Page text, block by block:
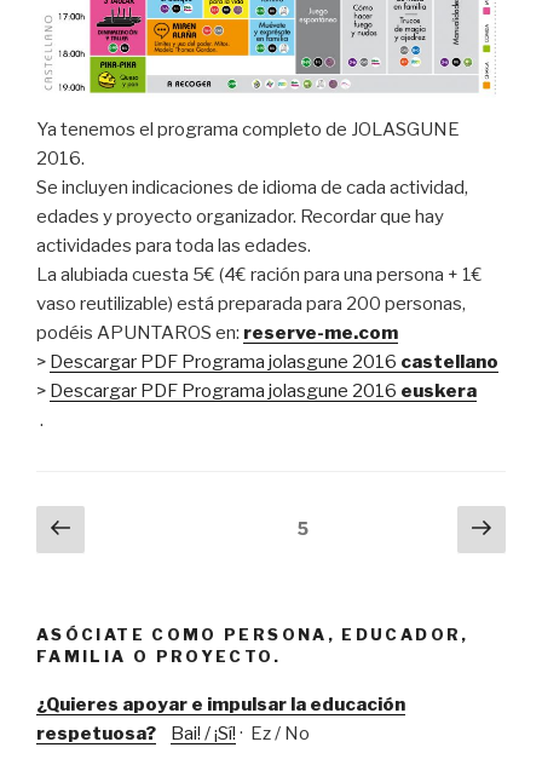
Ya tenemos el programa completo de JOLASGUNE
2016.
Se incluyen indicaciones de idioma de cada actividad,
edades y proyecto organizador. Recordar que hay
actividades para toda las edades.
La alubiada cuesta 5€ (4€ ración para una persona + 1€
vaso reutilizable) está preparada para 200 personas,
podéis APUNTAROS en: reserve-me.com
> Descargar PDF Programa jolasgune 2016 castellano
> Descargar PDF Programa jolasgune 2016 euskera
.
Navegación
de
Página
anterior
Página5
ASÓCIATE COMO PERSONA, EDUCADOR,
FAMILIA O PROYECTO.
¿Quieres apoyar e impulsar la educación
respetuosa?
Bai! / ¡Sí! · Ez / No